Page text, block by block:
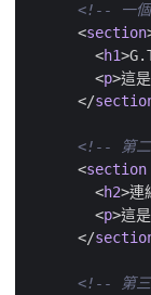
<!-- 一
<section
<h1>
<p>這
</
<!-- 第
<section
<h2>連
<p>這
</
<!-- 第